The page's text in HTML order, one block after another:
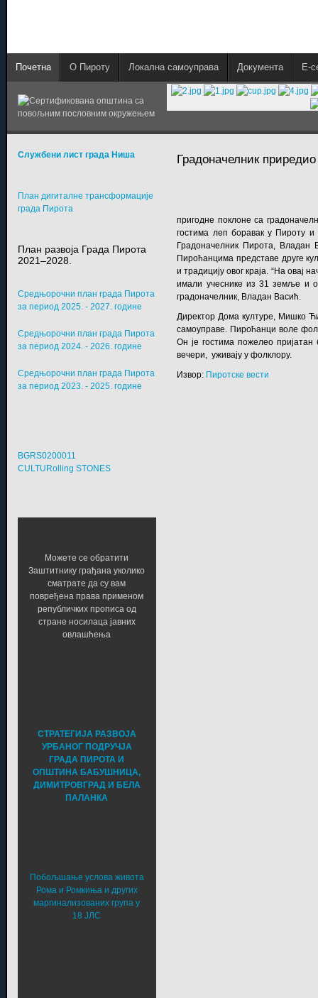
Почетна О Пироту Локална самоуправа Документа E-
Градоначелник
пригодне поклоне са
гостима леп боравак у Пироту и
Градоначелник Пирота, Владан
Пироћанцима представе друге
и традицију овог краја. “На овај
имали учеснике из 31 земље и
градоначелник, Владан Васић.
Директор Дома културе, Мишко
самоуправе. Пироћанци воле
Он је гостима пожелео
вечери, уживају у фолклору.
Извор: Пиротске вести
Службени лист града Ниша
План дигиталне трансформације
града Пирота
План развоја Града Пирота
2021–2028.
Средњорочни план града Пирота
за период 2025. - 2027. године
Средњорочни план града Пирота
за период 2024. - 2026. године
Средњорочни план града Пирота
за период 2023. - 2025. године
BGRS0200011
CULTURolling STONES
Можете се обратити
Заштитнику грађана уколико
сматрате да су вам
повређена права применом
републичких прописа од
стране носилаца јавних
овлашћења
СТРАТЕГИЈА РАЗВОЈА
УРБАНОГ ПОДРУЧЈА
ГРАДА ПИРОТА И
ОПШТИНА БАБУШНИЦА,
ДИМИТРОВГРАД И БЕЛА
ПАЛАНКА
Побољшање услова живота
Рома и Ромкиња и других
маргинализованих група у
18 ЈЛС